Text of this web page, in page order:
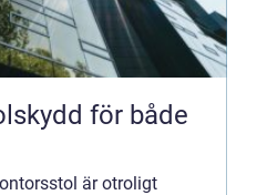
är otroligt